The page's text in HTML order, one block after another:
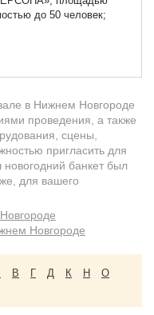
до 50 человек;
в Нижнем Новгороде
проведения, а также
сцены,
пригласить для
банкет был
для вашего
Новгороде
В Г Д К Н
О